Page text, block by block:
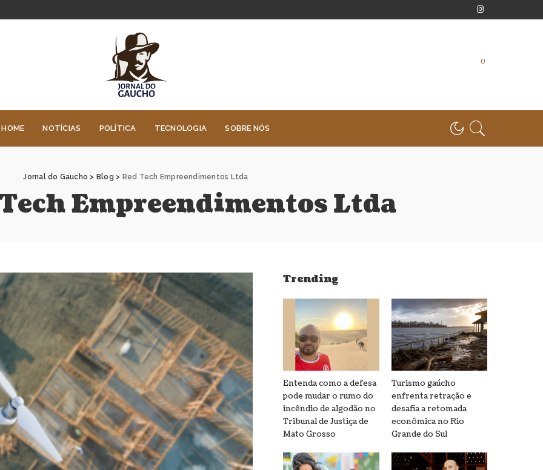
0
HOME NOTÍCIAS POLÍTICA TECNOLOGIA SOBRE NÓS
Jornal do Gaucho > Blog > Red Tech Empreendimentos Ltda
Empreendimentos Ltda
Trending
Entenda como a defesa
pode mudar o rumo do
incêndio de algodão no
Tribunal de Justiça de
Mato Grosso
Turismo gaúcho
enfrenta retração e
desafia a retomada
econômica no Rio
Grande do Sul